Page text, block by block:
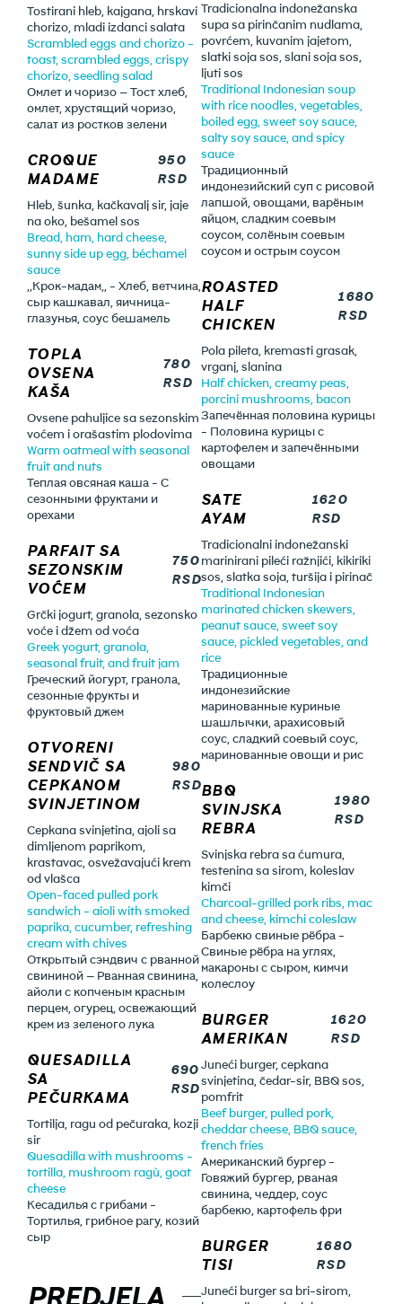
Tostirani hleb, kajgana, hrskavi
chorizo, mladi izdanci salata
Scrambled eggs and chorizo -
toast, scrambled eggs, crispy
chorizo, seedling salad
Омлет и чоризо — Тост хлеб,
омлет, хрустящий чоризо,
салат из ростков зелени
CROQUE
MADAME
950
RSD
Hleb, šunka, kačkavalj sir, jaje
na oko, bešamel sos
Bread, ham, hard cheese,
sunny side up egg, béchamel
sauce
,,Крок-мадам,, - Хлеб, ветчина,
сыр кашкавал, яичница-
глазунья, соус бешамель
TOPLA
OVSENA
KAŠA
780
RSD
Ovsene pahuljice sa sezonskim
voćem i orašastim plodovima
Warm oatmeal with seasonal
fruit and nuts
Теплая овсяная каша - С
сезонными фруктами и
орехами
PARFAIT SA
SEZONSKIM
VOĆEM
750
RSD
Grčki jogurt, granola, sezonsko
voće i džem od voća
Greek yogurt, granola,
seasonal fruit, and fruit jam
Греческий йогурт, гранола,
сезонные фрукты и
фруктовый джем
OTVORENI
SENDVIČ SA
CEPKANOM
SVINJETINOM
980
RSD
Cepkana svinjetina, ajoli sa
dimljenom paprikom,
krastavac, osvežavajući krem
od vlašca
Open-faced pulled pork
sandwich - aioli with smoked
paprika, cucumber, refreshing
cream with chives
Открытый сэндвич с рванной
свининой — Рванная свинина,
айоли с копченым красным
перцем, огурец, освежающий
крем из зеленого лука
QUESADILLA
SA
PEČURKAMA
690
RSD
Tortilja, ragu od pečuraka, kozji
sir
Quesadilla with mushrooms -
tortilla, mushroom ragù, goat
cheese
Кесадилья с грибами -
Тортилья, грибное рагу, козий
сыр
PREDJELA
Tradicionalna indonežanska
supa sa pirinčanim nudlama,
povrćem, kuvanim jajetom,
slatki soja sos, slani soja sos,
ljuti sos
Traditional Indonesian soup
with rice noodles, vegetables,
boiled egg, sweet soy sauce,
salty soy sauce, and spicy
sauce
Традиционный
индонезийский суп с рисовой
лапшой, овощами, варёным
яйцом, сладким соевым
соусом, солёным соевым
соусом и острым соусом
ROASTED
HALF
CHICKEN
1680
RSD
Pola pileta, kremasti grasak,
vrganj, slanina
Half chicken, creamy peas,
porcini mushrooms, bacon
Запечённая половина курицы
- Половина курицы с
картофелем и запечёнными
овощами
SATE
AYAM
1620
RSD
Tradicionalni indonežanski
marinirani pileći ražnjići, kikiriki
sos, slatka soja, turšija i pirinač
Traditional Indonesian
marinated chicken skewers,
peanut sauce, sweet soy
sauce, pickled vegetables, and
rice
Традиционные
индонезийские
маринованные куриные
шашлычки, арахисовый
соус, сладкий соевый соус,
маринованные овощи и рис
BBQ
SVINJSKA
REBRA
1980
RSD
Svinjska rebra sa ćumura,
testenina sa sirom, koleslav
kimči
Charcoal-grilled pork ribs, mac
and cheese, kimchi coleslaw
Барбекю свиные рёбра -
Свиные рёбра на углях,
макароны с сыром, кимчи
колеслоу
BURGER
AMERIKAN
1620
RSD
Juneći burger, cepkana
svinjetina, čedar-sir, BBQ sos,
pomfrit
Beef burger, pulled pork,
cheddar cheese, BBQ sauce,
french fries
Американский бургер -
Говяжий бургер, рваная
свинина, чеддер, соус
барбекю, картофель фри
BURGER
TISI
1680
RSD
Juneći burger sa bri-sirom,